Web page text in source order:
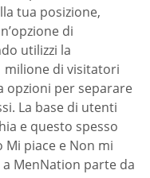
tua posizione,
di
utilizzi la
milione di visitatori
opzioni per separare
La base di utenti
e questo spesso
piace e Non mi
MenNation parte da